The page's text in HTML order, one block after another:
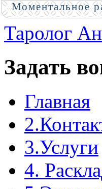
Таролог
Задать
Главная
3.Услуги
4.
Моментальное